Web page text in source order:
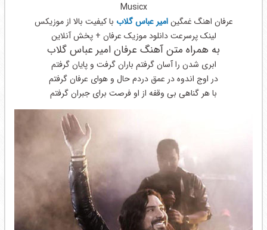
Musicx
عرفان اهنگ غمگینامیر عباس گلاب با کیفیت بالا از موزیکس
لینک پرسرعت دانلود موزیک عرفان + پخش آنلاین
به همراه متن آهنگ عرفان امیر عباس گلاب
ابری شدن را آسان گرفتم باران گرفت و پایان گرفتم
در اوج اندوه در عمق دردم حال و هوای عرفان گرفتم
با هر گناهی بی وقفه از او فرصت برای جبران گرفتم